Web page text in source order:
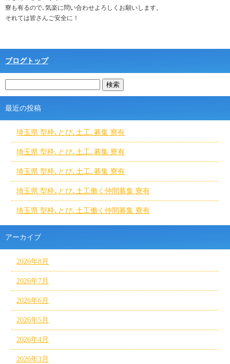
寮も有るので､気楽に問い合わせよろしくお願いします。
それては皆さんご安全に！
ブログトップ
最近の投稿
埼玉県 型枠､とび､土工､募集 寮有
埼玉県 型枠､とび､土工､募集 寮有
埼玉県 型枠､とび､土工､募集 寮有
埼玉県 型枠､とび､土工働く仲間募集 寮有
埼玉県 型枠､とび､土工働く仲間募集 寮有
アーカイブ
2026年8月
2026年7月
2026年6月
2026年5月
2026年4月
2026年3月